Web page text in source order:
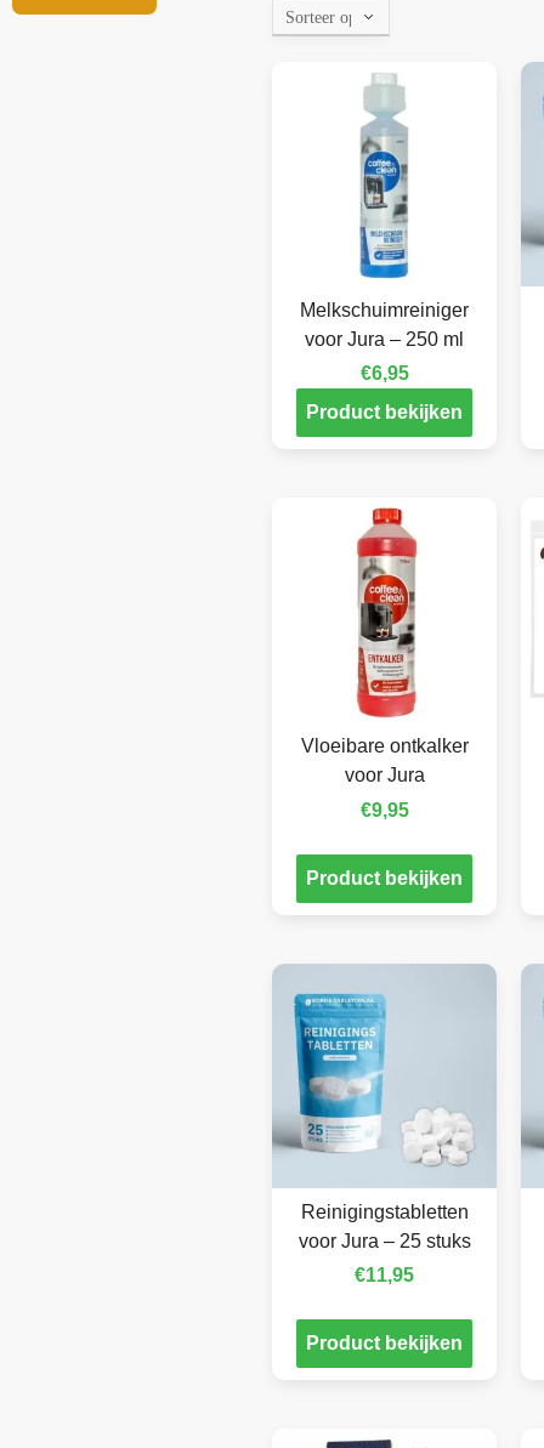
Melkschuimreiniger
voor Jura – 250 ml
€6,95
Product bekijken
Vloeibare ontkalker
voor Jura
€9,95
Product bekijken
Reinigingstabletten
voor Jura – 25 stuks
€11,95
Product bekijken